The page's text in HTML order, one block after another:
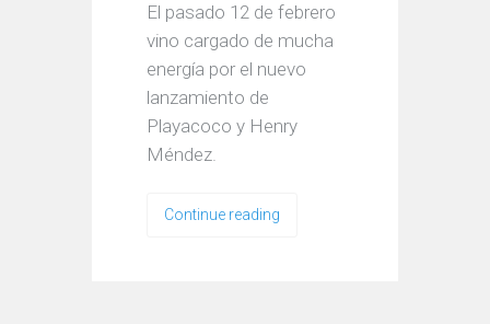
El pasado 12 de febrero
vino cargado de mucha
energía por el nuevo
lanzamiento de
Playacoco y Henry
Méndez.
Continue reading